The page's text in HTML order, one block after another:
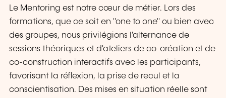
Le Mentoring est notre cœur de métier. Lors des
formations, que ce soit en "one to one" ou bien avec
des groupes, nous privilégions l'alternance de
sessions théoriques et d'ateliers de co-création et de
co-construction interactifs avec les participants,
favorisant la réflexion, la prise de recul et la
conscientisation. Des mises en situation réelle sont